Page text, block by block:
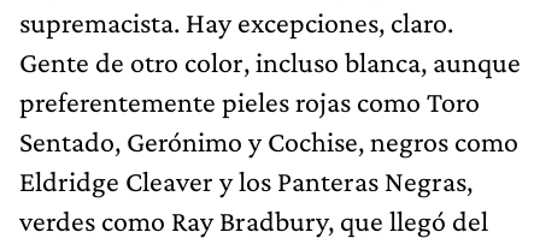
supremacista. Hay excepciones, claro.
Gente de otro color, incluso blanca, aunque
preferentemente pieles rojas como Toro
Sentado, Gerónimo y Cochise, negros como
Eldridge Cleaver y los Panteras Negras,
verdes como Ray Bradbury, que llegó del